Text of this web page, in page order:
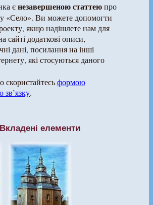
єнезавершеною статтеюпро
«Село». Ви можете допомогти
якщо надішлете нам для
сайті додаткові описи,
дані, посилання на інші
які стосуються даного
скористайтесьформою
зв’язку.
Вкладені елементи